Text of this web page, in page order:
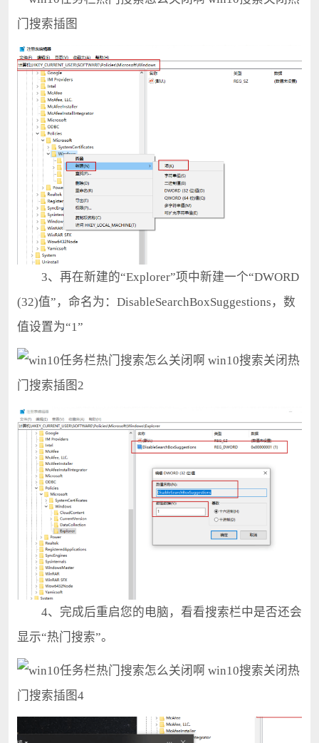
3、再在新建的“Explorer”项中新建一个“DWORD
(32)值”，命名为：DisableSearchBoxSuggestions，数
值设置为“1”
4、完成后重启您的电脑，看看搜索栏中是否还会
显示“热门搜索”。